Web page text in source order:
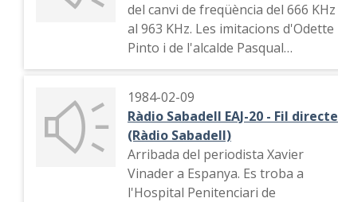
del canvi de freqüència del 666 KHz
al 963 KHz. Les imitacions d'Odette
Pinto i de l'alcalde Pasqual
Maragall insisteixen en el canvi de
1984-02-09
Ràdio Sabadell EAJ-20 - Fil directe
(Ràdio Sabadell)
Arribada del periodista Xavier
Vinader a Espanya. Es troba a
l'Hospital Penitenciari de